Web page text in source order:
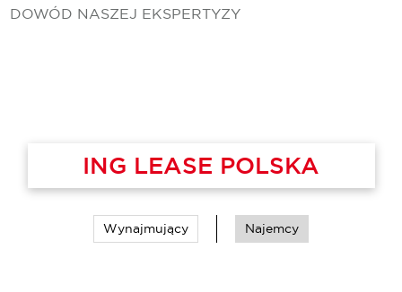
DOWÓD NASZEJ EKSPERTYZY
GBB INVEST
Wynajmujący Najemcy